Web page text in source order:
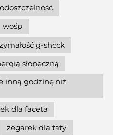
wośp
g-shock
słoneczną
inną godzinę niż
dla faceta
zegarek dla taty